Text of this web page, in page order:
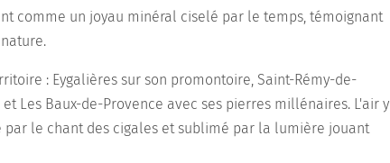
comme un joyau minéral ciselé par le temps, témoignant
: Eygalières sur son promontoire, Saint-Rémy-de-
Les Baux-de-Provence avec ses pierres millénaires. L'air y
le chant des cigales et sublimé par la lumière jouant